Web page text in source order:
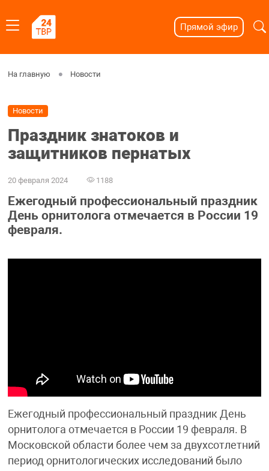
Прямой эфир
На главную Новости
Новости
Праздник знатоков и
защитников пернатых
20 февраля 2024 1188
Ежегодный профессиональный праздник
День орнитолога отмечается в России 19
февраля.
Ежегодный профессиональный праздник День
орнитолога отмечается в России 19 февраля. В
Московской области более чем за двухсотлетний
период орнитологических исследований было